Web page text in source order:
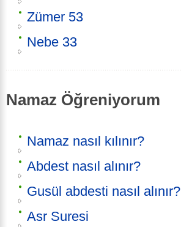
Zümer 53
Nebe 33
Namaz Öğreniyorum
Namaz nasıl kılınır?
Abdest nasıl alınır?
Gusül abdesti nasıl alınır?
Asr Suresi